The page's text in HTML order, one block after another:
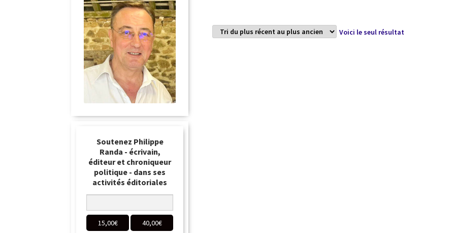
Voici le seul résultat
Soutenez Philippe
Randa - écrivain,
éditeur et chroniqueur
politique - dans ses
activités éditoriales
15,00€ 40,00€